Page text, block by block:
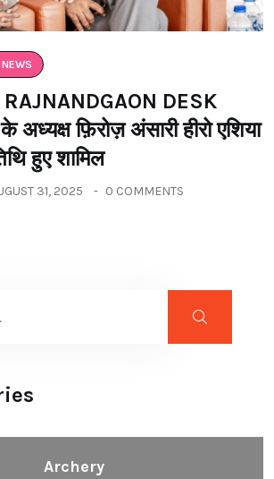
DESK
अध्यक्ष फ़िरोज़ अंसारी हीरो एशिया
हुए शामिल
31, 2025 0 COMMENTS
Archery